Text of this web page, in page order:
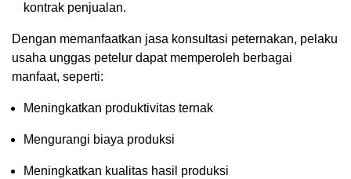
kontrak penjualan.
Dengan memanfaatkan jasa konsultasi peternakan, pelaku
usaha unggas petelur dapat memperoleh berbagai
manfaat, seperti:
Meningkatkan produktivitas ternak
Mengurangi biaya produksi
Meningkatkan kualitas hasil produksi